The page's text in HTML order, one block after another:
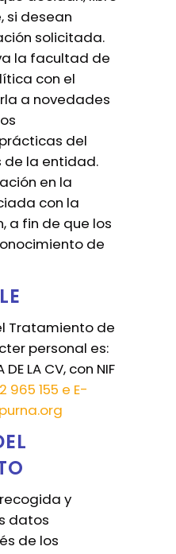
si desean
solicitada.
la facultad de
con el
a novedades
del
de la entidad.
en la
con la
a fin de que los
de
Tratamiento de
personal es:
DE LA CV, con NIF
965 155 e E-
y
datos
de los